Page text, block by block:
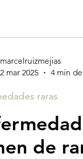
de
raras
marcelruizmejias
2 mar 2025
4 min